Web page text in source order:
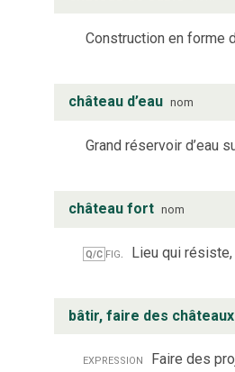
Construction en forme
château d’eau nom
Grand réservoir d’eau
château fort nom
Q/C fig. Lieu qui
bâtir, faire des
expression Faire des